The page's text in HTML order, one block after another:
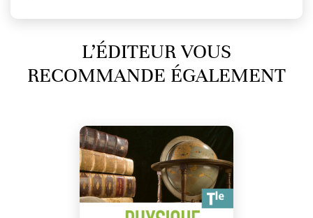
L’ÉDITEUR VOUS
RECOMMANDE ÉGALEMENT